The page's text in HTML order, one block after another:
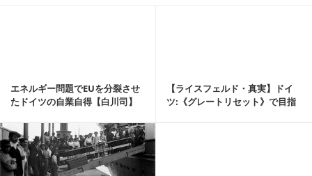
エネルギー問題でEUを分裂させ
たドイツの自業自得【白川司】
【ライスフェルド・真実】ドイ
ツ:《グレートリセット》で目指
記事を読む